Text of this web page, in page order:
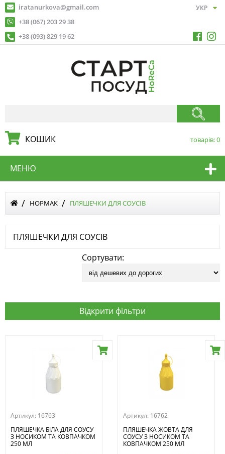
iratanurkova@gmail.com
+38 (067) 203 29 38
+38 (093) 829 19 62
КОШИК товарів:0
МЕНЮ
НОРМАК ПЛЯШЕЧКИ ДЛЯ СОУСІВ
ПЛЯШЕЧКИ ДЛЯ СОУСІВ
Сортувати:
Відкрити фільтри
Артикул: 16763
ПЛЯШЕЧКА БІЛА ДЛЯ СОУСУ
З НОСИКОМ ТА КОВПАЧКОМ
250 МЛ
Артикул: 16762
ПЛЯШЕЧКА ЖОВТА ДЛЯ
СОУСУ З НОСИКОМ ТА
КОВПАЧКОМ 250 МЛ